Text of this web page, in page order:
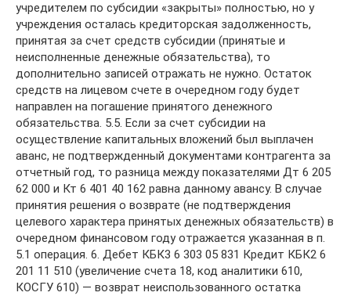
учредителем по субсидии «закрыты» полностью, но у
учреждения осталась кредиторская задолженность,
принятая за счет средств субсидии (принятые и
неисполненные денежные обязательства), то
дополнительно записей отражать не нужно. Остаток
средств на лицевом счете в очередном году будет
направлен на погашение принятого денежного
обязательства. 5.5. Если за счет субсидии на
осуществление капитальных вложений был выплачен
аванс, не подтвержденный документами контрагента за
отчетный год, то разница между показателями Дт 6 205
62 000 и Кт 6 401 40 162 равна данному авансу. В случае
принятия решения о возврате (не подтверждения
целевого характера принятых денежных обязательств) в
очередном финансовом году отражается указанная в п.
5.1 операция. 6. Дебет КБК3 6 303 05 831 Кредит КБК2 6
201 11 510 (увеличение счета 18, код аналитики 610,
КОСГУ 610) — возврат неиспользованного остатка